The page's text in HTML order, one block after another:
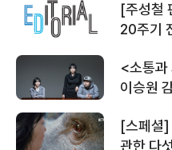
[주성철
20주기
<소통
이승원
작업하
[스페셜]
관한 다